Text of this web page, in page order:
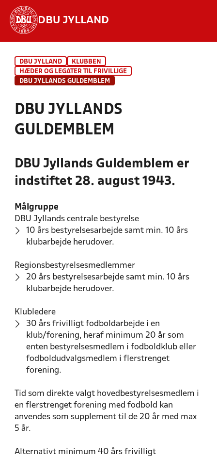
DBU JYLLAND
INDHOLD OG NYHEDER
DBU JYLLAND
KLUBBEN
HÆDER OG LEGATER TIL FRIVILLIGE
DBU JYLLANDS GULDEMBLEM
DBU JYLLANDS
GULDEMBLEM
DBU Jyllands Guldemblem er
indstiftet 28. august 1943.
Målgruppe
DBU Jyllands centrale bestyrelse
10 års bestyrelsesarbejde samt min. 10 års
klubarbejde herudover.
Regionsbestyrelsesmedlemmer
20 års bestyrelsesarbejde samt min. 10 års
klubarbejde herudover.
Klubledere
30 års frivilligt fodboldarbejde i en
klub/forening, heraf minimum 20 år som
enten bestyrelsesmedlem i fodboldklub eller
fodboldudvalgsmedlem i flerstrenget
forening.
Tid som direkte valgt hovedbestyrelsesmedlem i
en flerstrenget forening med fodbold kan
anvendes som supplement til de 20 år med max
5 år.
Alternativt minimum 40 års frivilligt